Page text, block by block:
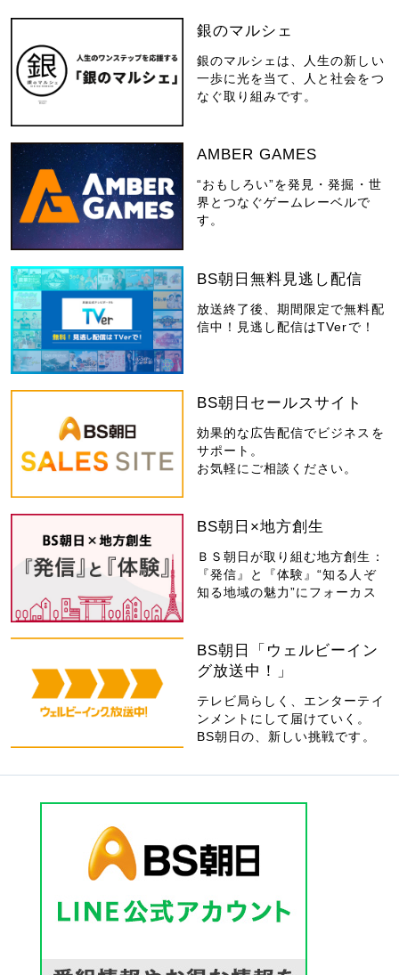
銀のマルシェ
銀のマルシェは、人生の新しい
一歩に光を当て、人と社会をつ
なぐ取り組みです。
AMBER GAMES
“おもしろい”を発見・発掘・世
界とつなぐゲームレーベルで
す。
BS朝日無料見逃し配信
放送終了後、期間限定で無料配
信中！見逃し配信はTVerで！
BS朝日セールスサイト
効果的な広告配信でビジネスを
サポート。
お気軽にご相談ください。
BS朝日×地方創生
ＢＳ朝日が取り組む地方創生：
『発信』と『体験』“知る人ぞ
知る地域の魅力”にフォーカス
BS朝日「ウェルビーイン
グ放送中！」
テレビ局らしく、エンターテイ
ンメントにして届けていく。
BS朝日の、新しい挑戦です。